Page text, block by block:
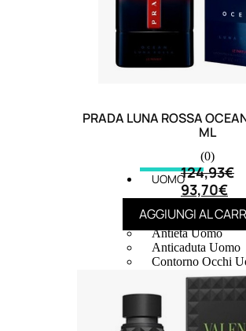
UOMO
Dopobarba Uomo
Antieta Uomo
Anticaduta Uomo
Contorno Occhi
Bagnodoccia
Docciaschiuma
Corpo Uomo
Deodoranti Uomo
PRADA LUNA ROSSA
ML
(0)
124,93€
93,70€
AGGIUNGI AL